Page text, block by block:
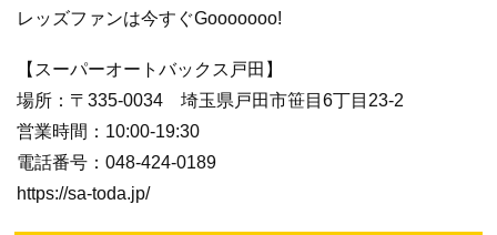
レッズファンは今すぐGooooooo!
【スーパーオートバックス戸田】
場所：〒335-0034 埼玉県戸田市笹目6丁目23-2
営業時間：10:00-19:30
電話番号：048-424-0189
https://sa-toda.jp/